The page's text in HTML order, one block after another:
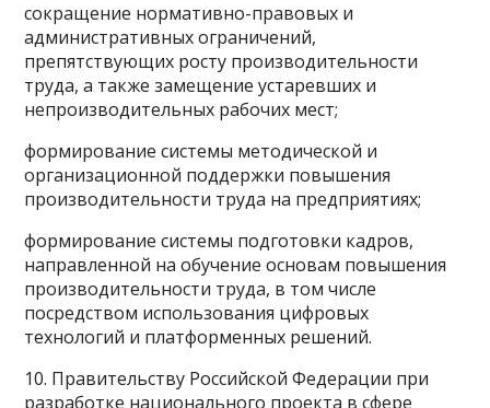
сокращение нормативно-правовых и
административных ограничений,
препятствующих росту производительности
труда, а также замещение устаревших и
непроизводительных рабочих мест;
формирование системы методической и
организационной поддержки повышения
производительности труда на предприятиях;
формирование системы подготовки кадров,
направленной на обучение основам повышения
производительности труда, в том числе
посредством использования цифровых
технологий и платформенных решений.
10. Правительству Российской Федерации при
разработке национального проекта в сфере